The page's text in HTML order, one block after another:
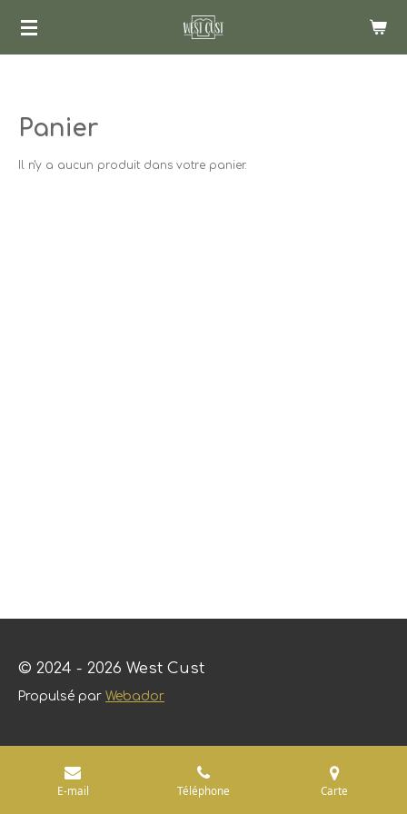
Passer
contenu
Panier
Il n'y a aucun produit dans votre panier.
© 2024 - 2026 West Cust
Propulsé par Webador
E-mail Téléphone Carte